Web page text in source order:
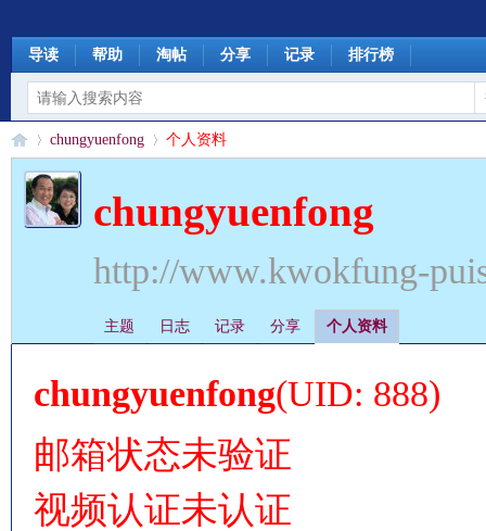
导读 帮助 淘帖 分享 记录 排行榜
›
chungyuenfong 个人资料
chungyuenfong
http://www.kwokfung-
主题 日志 记录 分享 个人资料
chungyuenfong(UID: 888)
邮箱状态未验证
视频认证未认证